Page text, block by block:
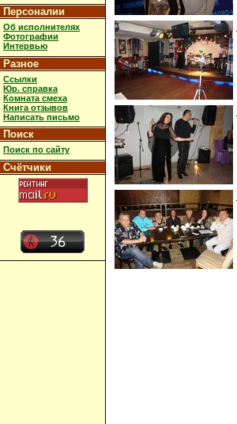
Персоналии
Об исполнителях
Фотографии
Интервью
Разное
Ссылки
Юр. справка
Комната смеха
Книга отзывов
Написать письмо
Поиск
Поиск по сайту
Счётчики